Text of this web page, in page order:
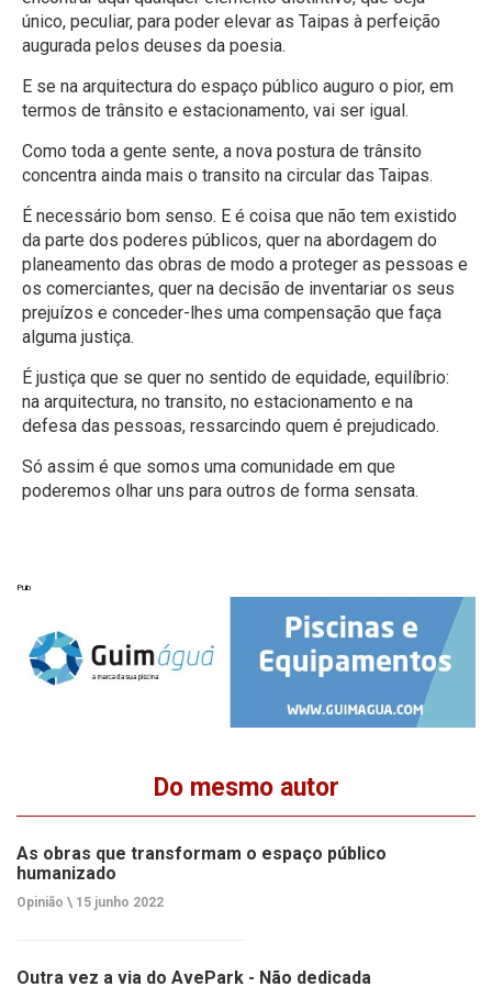
único, peculiar, para poder elevar as Taipas à perfeição
augurada pelos deuses da poesia.
E se na arquitectura do espaço público auguro o pior, em
termos de trânsito e estacionamento, vai ser igual.
Como toda a gente sente, a nova postura de trânsito
concentra ainda mais o transito na circular das Taipas.
É necessário bom senso. E é coisa que não tem existido
da parte dos poderes públicos, quer na abordagem do
planeamento das obras de modo a proteger as pessoas e
os comerciantes, quer na decisão de inventariar os seus
prejuízos e conceder-lhes uma compensação que faça
alguma justiça.
É justiça que se quer no sentido de equidade, equilíbrio:
na arquitectura, no transito, no estacionamento e na
defesa das pessoas, ressarcindo quem é prejudicado.
Só assim é que somos uma comunidade em que
poderemos olhar uns para outros de forma sensata.
Pub
Do mesmo autor
As obras que transformam o espaço público
humanizado
Opinião \ 15 junho 2022
Outra vez a via do AvePark - Não dedicada